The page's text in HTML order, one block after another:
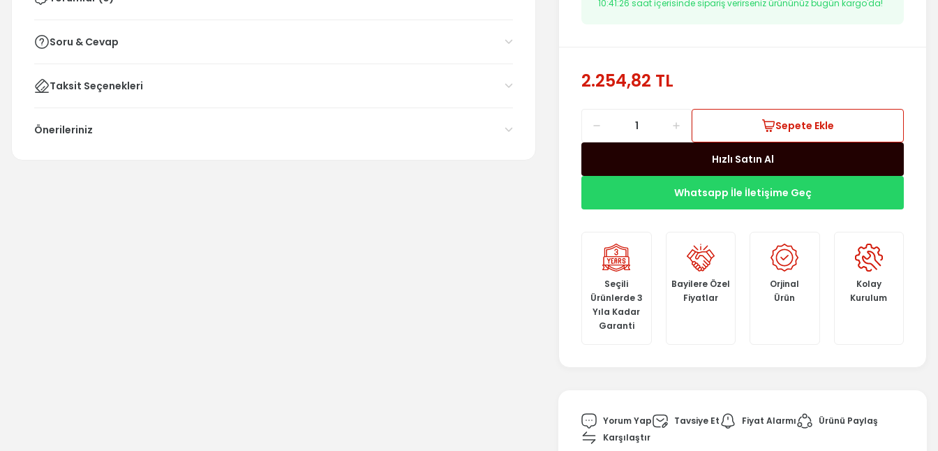
Soru & Cevap
Taksit Seçenekleri
Önerileriniz
10:41:26 saat içerisinde sipariş verirseniz ürününüz bugün kargo'da!
2.254,82 TL
Sepete Ekle
Hızlı Satın Al
Whatsapp İle İletişime Geç
Seçili
Ürünlerde 3
Yıla Kadar
Garanti
Bayilere Özel
Fiyatlar
Orjinal
Ürün
Kolay
Kurulum
Yorum Yap Tavsiye Et Fiyat Alarmı
Ürünü Paylaş
Karşılaştır